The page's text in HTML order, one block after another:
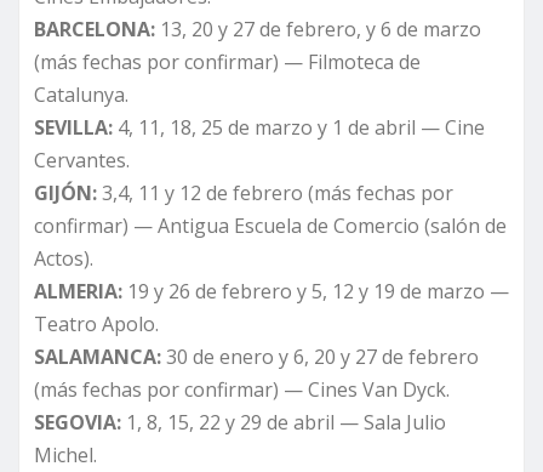
BARCELONA: 13, 20 y 27 de febrero, y 6 de marzo
(más fechas por confirmar) — Filmoteca de
Catalunya.
SEVILLA: 4, 11, 18, 25 de marzo y 1 de abril — Cine
Cervantes.
GIJÓN:3,4, 11 y 12 de febrero (más fechas por
confirmar) — Antigua Escuela de Comercio (salón de
Actos).
ALMERIA: 19 y 26 de febrero y 5, 12 y 19 de marzo —
Teatro Apolo.
SALAMANCA:30 de enero y 6, 20 y 27 de febrero
(más fechas por confirmar) — Cines Van Dyck.
SEGOVIA: 1, 8, 15, 22 y 29 de abril — Sala Julio
Michel.